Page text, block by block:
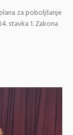
za poboljšanje
stavka 1. Zakona